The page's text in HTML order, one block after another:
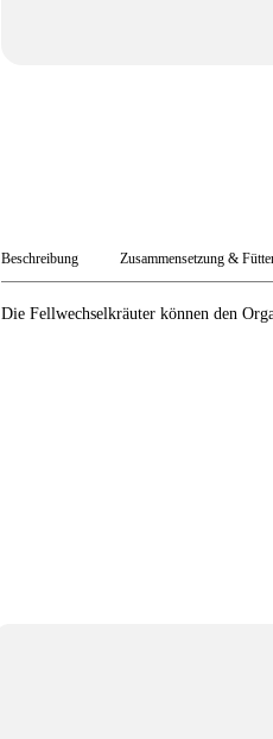
Beschreibung Zusammensetzung &
Die Fellwechselkräuter können den